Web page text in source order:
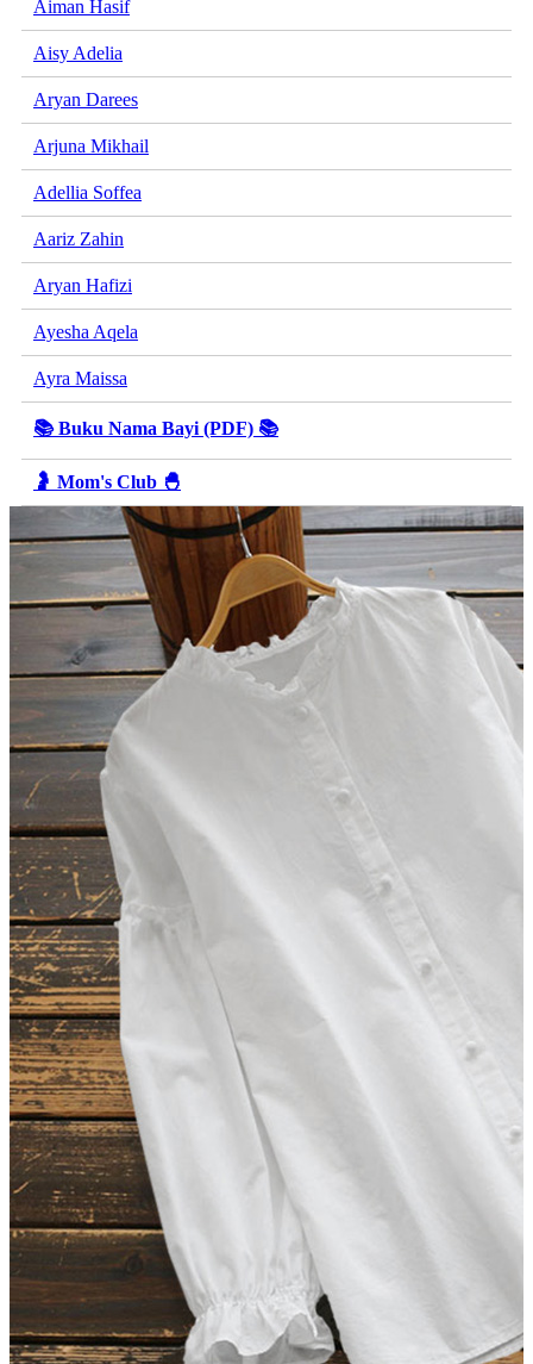
Aiman Hasif
Aisy Adelia
Aryan Darees
Arjuna Mikhail
Adellia Soffea
Aariz Zahin
Aryan Hafizi
Ayesha Aqela
Ayra Maissa
📚 Buku Nama Bayi (PDF) 📚
🤰 Mom's Club 🐣